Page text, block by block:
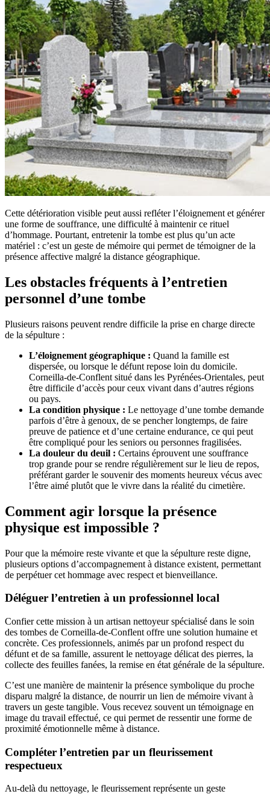
Cette détérioration visible peut aussi refléter l’éloignement et générer
une forme de souffrance, une difficulté à maintenir ce rituel
d’hommage. Pourtant, entretenir la tombe est plus qu’un acte
matériel : c’est un geste de mémoire qui permet de témoigner de la
présence affective malgré la distance géographique.
Les obstacles fréquents à l’entretien
personnel d’une tombe
Plusieurs raisons peuvent rendre difficile la prise en charge directe
de la sépulture :
L’éloignement géographique : Quand la famille est
dispersée, ou lorsque le défunt repose loin du domicile.
Corneilla-de-Conflent situé dans les Pyrénées-Orientales, peut
être difficile d’accès pour ceux vivant dans d’autres régions
ou pays.
La condition physique : Le nettoyage d’une tombe demande
parfois d’être à genoux, de se pencher longtemps, de faire
preuve de patience et d’une certaine endurance, ce qui peut
être compliqué pour les seniors ou personnes fragilisées.
La douleur du deuil : Certains éprouvent une souffrance
trop grande pour se rendre régulièrement sur le lieu de repos,
préférant garder le souvenir des moments heureux vécus avec
l’être aimé plutôt que le vivre dans la réalité du cimetière.
Comment agir lorsque la présence
physique est impossible ?
Pour que la mémoire reste vivante et que la sépulture reste digne,
plusieurs options d’accompagnement à distance existent, permettant
de perpétuer cet hommage avec respect et bienveillance.
Déléguer l’entretien à un professionnel local
Confier cette mission à un artisan nettoyeur spécialisé dans le soin
des tombes de Corneilla-de-Conflent offre une solution humaine et
concrète. Ces professionnels, animés par un profond respect du
défunt et de sa famille, assurent le nettoyage délicat des pierres, la
collecte des feuilles fanées, la remise en état générale de la sépulture.
C’est une manière de maintenir la présence symbolique du proche
disparu malgré la distance, de nourrir un lien de mémoire vivant à
travers un geste tangible. Vous recevez souvent un témoignage en
image du travail effectué, ce qui permet de ressentir une forme de
proximité émotionnelle même à distance.
Compléter l’entretien par un fleurissement
respectueux
Au-delà du nettoyage, le fleurissement représente un geste